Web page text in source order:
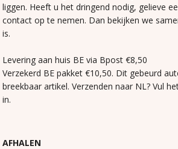
liggen. Heeft u het dringend nodig, gelieve
contact op te nemen. Dan bekijken we
is.
Levering aan huis BE via Bpost €8,50
Verzekerd BE pakket €10,50. Dit gebeurd
breekbaar artikel. Verzenden naar NL? Vul
in.
AFHALEN